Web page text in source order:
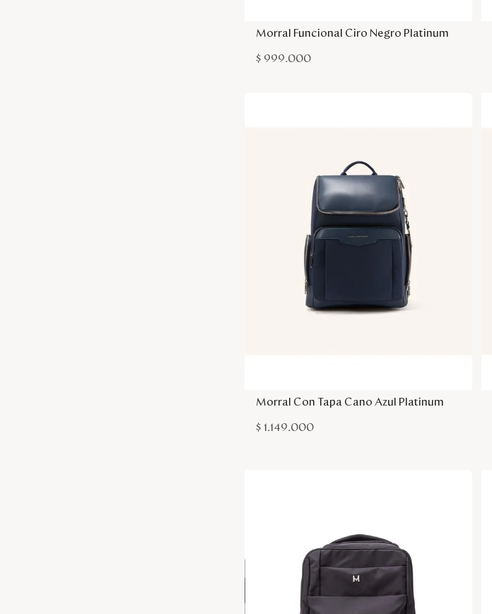
Morral Funcional Ciro Negro Platinum
$ 999.000
Morral Con Tapa Cano Azul Platinum
$ 1.149.000